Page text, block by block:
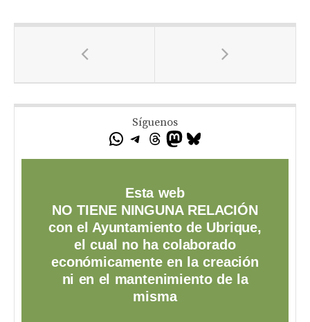
Síguenos
Esta web
NO TIENE NINGUNA RELACIÓN
con el Ayuntamiento de Ubrique,
el cual no ha colaborado
económicamente en la creación
ni en el mantenimiento de la
misma